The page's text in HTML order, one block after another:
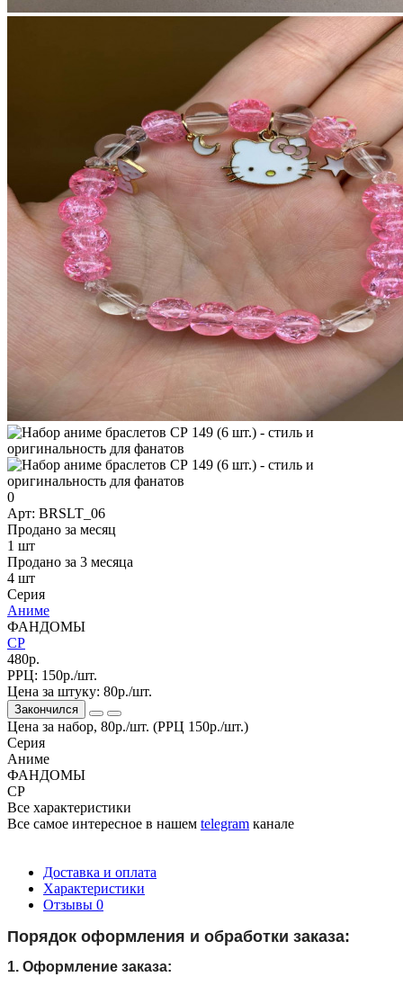
0
Арт: BRSLT_06
Продано за месяц
1 шт
Продано за 3 месяца
4 шт
Серия
Аниме
ФАНДОМЫ
СР
480р.
РРЦ: 150р./шт.
Цена за штуку: 80р./шт.
Закончился
Цена за набор, 80р./шт. (РРЦ 150р./шт.)
Серия
Аниме
ФАНДОМЫ
СР
Все характеристики
Все самое интересное в нашем telegram канале
Доставка и оплата
Характеристики
Отзывы 0
Порядок оформления и обработки заказа:
1. Оформление заказа: